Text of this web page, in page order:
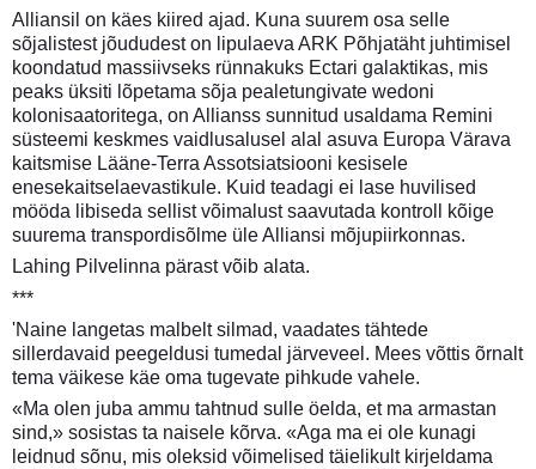
Alliansil on käes kiired ajad. Kuna suurem osa selle
sõjalistest jõududest on lipulaeva ARK Põhjatäht juhtimisel
koondatud massiivseks rünnakuks Ectari galaktikas, mis
peaks üksiti lõpetama sõja pealetungivate wedoni
kolonisaatoritega, on Allianss sunnitud usaldama Remini
süsteemi keskmes vaidlusalusel alal asuva Europa Värava
kaitsmise Lääne-Terra Assotsiatsiooni kesisele
enesekaitselaevastikule. Kuid teadagi ei lase huvilised
mööda libiseda sellist võimalust saavutada kontroll kõige
suurema transpordisõlme üle Alliansi mõjupiirkonnas.
Lahing Pilvelinna pärast võib alata.
***
'Naine langetas malbelt silmad, vaadates tähtede
sillerdavaid peegeldusi tumedal järveveel. Mees võttis õrnalt
tema väikese käe oma tugevate pihkude vahele.
«Ma olen juba ammu tahtnud sulle öelda, et ma armastan
sind,» sosistas ta naisele kõrva. «Aga ma ei ole kunagi
leidnud sõnu, mis oleksid võimelised täielikult kirjeldama